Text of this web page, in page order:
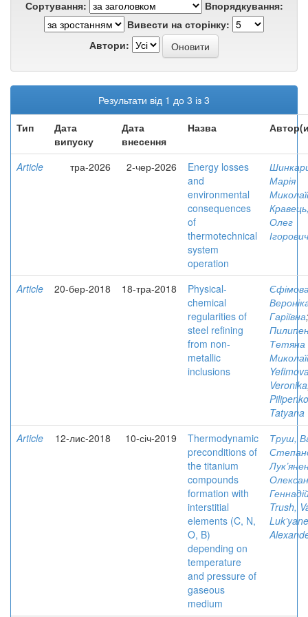
Сортування:
Впорядкування:
Вивести на сторінку:
Автори:
Результати від 1 до 3 із 3
Тип
Дата
випуску
Дата
внесення
Назва
Article тра-2026 2-чер-2026
Energy losses
and
environmental
consequences
of
thermotechnical
system
operation
Марія
Олег
Ігорович
Article 20-бер-2018 18-тра-2018
Physical-
chemical
regularities of
steel refining
from non-
metallic
inclusions
Гаріївна;
Тетяна
Veronika
Tatyana
Article
12-лис-2018 10-січ-2019
Thermodynamic
preconditions of
the titanium
compounds
formation with
interstitial
elements (C, N,
O, B)
depending on
temperature
and pressure of
gaseous
medium
Труш,
Trush,